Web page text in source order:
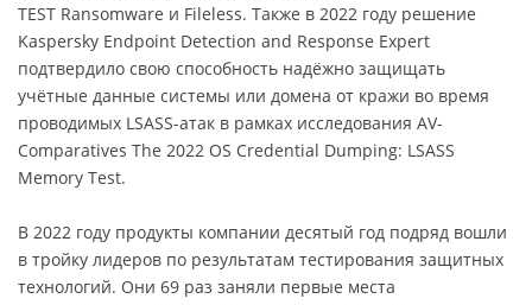
TEST Ransomware и Fileless. Также в 2022 году решение
Kaspersky Endpoint Detection and Response Expert
подтвердило свою способность надёжно защищать
учётные данные системы или домена от кражи во время
проводимых LSASS-атак в рамках исследования AV-
Comparatives The 2022 OS Credential Dumping: LSASS
Memory Test.
В 2022 году продукты компании десятый год подряд вошли
в тройку лидеров по результатам тестирования защитных
технологий. Они 69 раз заняли первые места